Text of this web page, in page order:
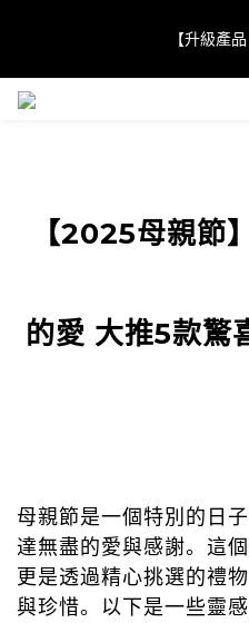
Award
【升級產
【JaneClare 康膚薈在iida
【2025母親節
的愛 大推5款驚
母親節是一個特別的日
達無盡的愛與感謝。這
更是透過精心挑選的禮
與珍惜。以下是一些靈